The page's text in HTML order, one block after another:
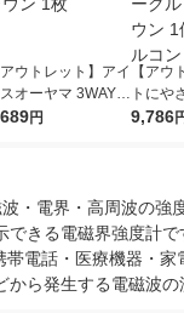
アウトレット】アイ
オーヤマ 3WAY毛
ブラウン 1枚
円
【アウ
トにや
ワンサ
9,786
波・電界・高周波の強
できる電磁界強度計で
帯電話・医療機器・家
から発生する電磁波の